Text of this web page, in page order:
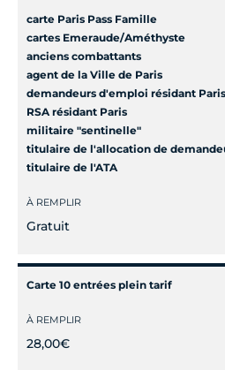
carte Paris Pass Famille
cartes Emeraude/Améthyste
anciens combattants
agent de la Ville de Paris
demandeurs d'emploi résidant Paris
RSA résidant Paris
militaire "sentinelle"
titulaire de l'allocation de
titulaire de l'ATA
À REMPLIR
Gratuit
Carte 10 entrées plein tarif
À REMPLIR
28,00€